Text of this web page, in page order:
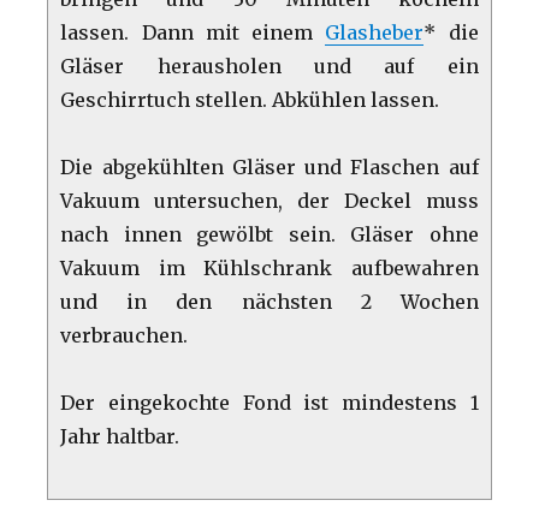
lassen. Dann mit einem Glasheber* die
Gläser herausholen und auf ein
Geschirrtuch stellen. Abkühlen lassen.
Die abgekühlten Gläser und Flaschen auf
Vakuum untersuchen, der Deckel muss
nach innen gewölbt sein. Gläser ohne
Vakuum im Kühlschrank aufbewahren
und in den nächsten 2 Wochen
verbrauchen.
Der eingekochte Fond ist mindestens 1
Jahr haltbar.